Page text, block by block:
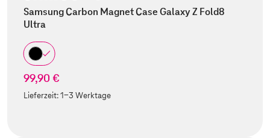
Samsung Carbon Magnet Case Galaxy Z Fold8
Ultra
99,90 €
Lieferzeit:1-3 Werktage